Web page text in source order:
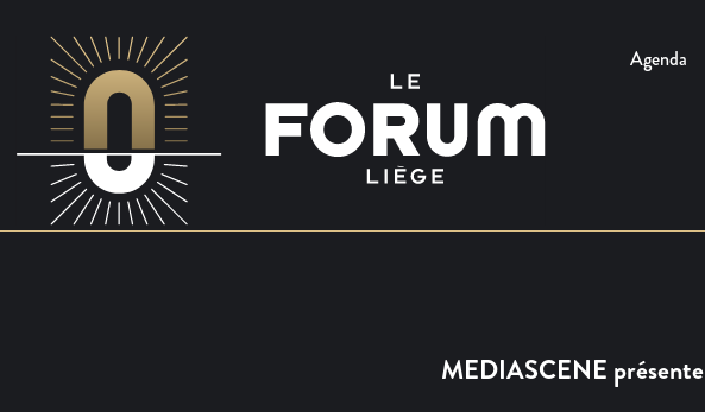
Agenda
MEDIASCENE présente